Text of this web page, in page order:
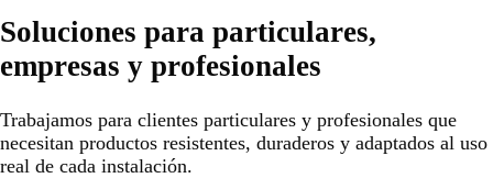
Soluciones para particulares,
empresas y profesionales
Trabajamos para clientes particulares y profesionales que
necesitan productos resistentes, duraderos y adaptados al uso
real de cada instalación.